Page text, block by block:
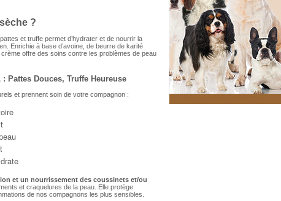
?
et truffe permet d’hydrater et de nourrir la
Enrichie à base d’avoine, de beurre de karité
offre des soins contre les problèmes de peau
Pattes Douces, Truffe Heureuse
et prennent soin de votre compagnon :
et un nourrissement des coussinets et/ou
et craquelures de la peau. Elle protège
de nos compagnons les plus sensibles.